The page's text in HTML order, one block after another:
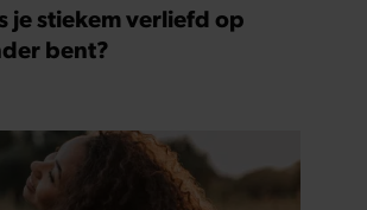
je stiekem verliefd op
bent?